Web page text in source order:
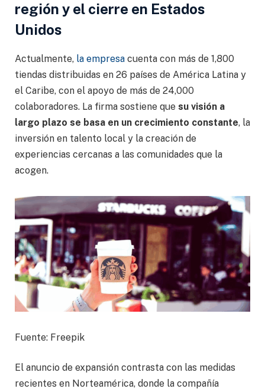
región y el cierre en Estados
Unidos
Actualmente, la empresa cuenta con más de 1,800
tiendas distribuidas en 26 países de América Latina y
el Caribe, con el apoyo de más de 24,000
colaboradores. La firma sostiene que su visión a
largo plazo se basa en un crecimiento constante, la
inversión en talento local y la creación de
experiencias cercanas a las comunidades que la
acogen.
Fuente: Freepik
El anuncio de expansión contrasta con las medidas
recientes en Norteamérica, donde la compañía